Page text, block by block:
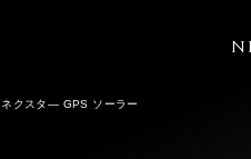
ネクスタ― GPS ソーラー